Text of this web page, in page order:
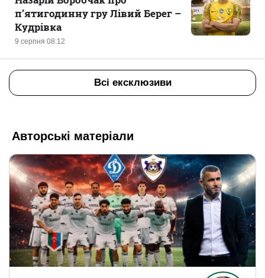
9 серпня 08:12
п’ятигодинну гру Лівий Берег –
Кудрівка
Всі ексклюзиви
Авторські матеріали